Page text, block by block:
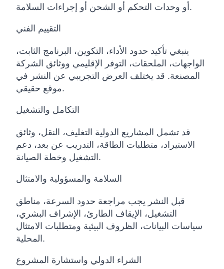
أو وحدات التحكم أو الشحن أو إجراءات السلامة.
التقييم الفني
ينبغي تأكيد حدود الأداء، التكوين، البرنامج الثابت،
الواجهات، الملحقات، التوفر الإقليمي ووثائق الشركة
المصنعة. قد يختلف العرض التجريبي عن النشر في
موقع حقيقي.
التكامل والتشغيل
قد تشمل المشاريع الدولية التغليف، النقل، وثائق
الاستيراد، متطلبات الطاقة، التدريب عن بعد، دعم
التشغيل وخطة الصيانة.
السلامة والمسؤولية والامتثال
قبل النشر يجب مراجعة حدود السرعة، مناطق
التشغيل، الإيقاف الطارئ، الإشراف البشري،
سياسات البيانات، الظروف البيئية ومتطلبات الامتثال
المحلية.
الشراء الدولي واستشارة المشروع